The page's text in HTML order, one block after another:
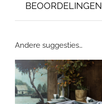
BEOORDELINGEN
Andere suggesties…